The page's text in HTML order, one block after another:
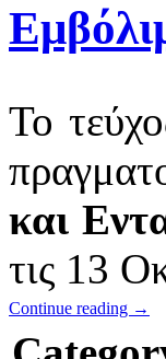
Το
και
τις 13
Continue reading →